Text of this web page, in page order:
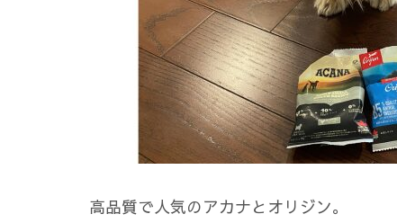
高品質で人気のアカナとオリジン。